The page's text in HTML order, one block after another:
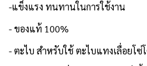
-แข็งแรง ทนทานในการใช้งาน
- ของแท้ 100%
- ตะไบ สำหรับใช้ ตะไบแทงเลื่อยโซ่